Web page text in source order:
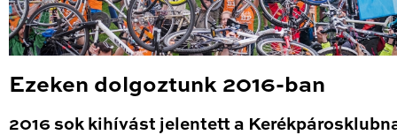
Ezeken dolgoztunk 2016-ban
2016 sok kihívást jelentett a